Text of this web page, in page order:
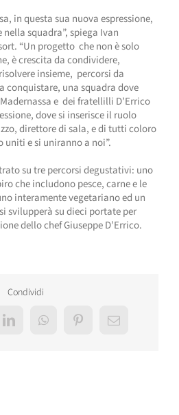
in questa sua nuova espressione,
squadra”, spiega Ivan
“Un progetto che non è solo
è crescita da condividere,
insieme, percorsi da
conquistare, una squadra dove
e dei fratellilli D’Errico
dove si inserisce il ruolo
direttore di sala, e di tutti coloro
e si uniranno a noi”.
su tre percorsi degustativi: uno
che includono pesce, carne e le
interamente vegetariano ed un
svilupperà su dieci portate per
dello chef Giuseppe D’Errico.
Condividi
LinkedInWhatsAppPinterestEmail